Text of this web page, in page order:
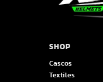
SHOP
Cascos
Textiles